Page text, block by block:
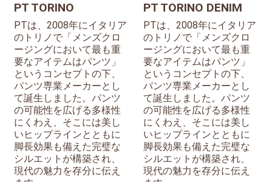
PT TORINO
PTは、2008年にイタリア
のトリノで「メンズクロ
ージングにおいて最も重
要なアイテムはパンツ」
というコンセプトの下、
パンツ専業メーカーとし
て誕生しました。パンツ
の可能性を広げる多様性
にくわえ、そこには美し
いヒップラインとともに
脚長効果も備えた完璧な
シルエットが構築され、
現代の魅力を存分に伝え
PT TORINO DENIM
PTは、2008年にイタリア
のトリノで「メンズクロ
ージングにおいて最も重
要なアイテムはパンツ」
というコンセプトの下、
パンツ専業メーカーとし
て誕生しました。パンツ
の可能性を広げる多様性
にくわえ、そこには美し
いヒップラインとともに
脚長効果も備えた完璧な
シルエットが構築され、
現代の魅力を存分に伝え